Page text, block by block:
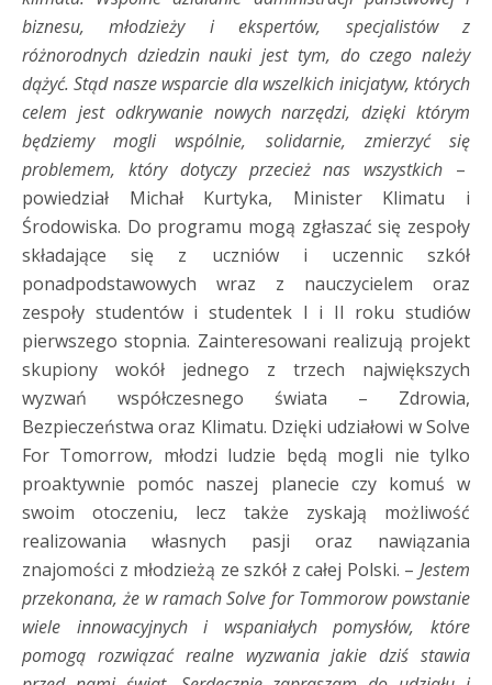
biznesu, młodzieży i ekspertów, specjalistów z
różnorodnych dziedzin nauki jest tym, do czego należy
dążyć. Stąd nasze wsparcie dla wszelkich inicjatyw, których
celem jest odkrywanie nowych narzędzi, dzięki którym
będziemy mogli wspólnie, solidarnie, zmierzyć się
problemem, który dotyczy przecież nas wszystkich –
powiedział Michał Kurtyka, Minister Klimatu i
Środowiska. Do programu mogą zgłaszać się zespoły
składające się z uczniów i uczennic szkół
ponadpodstawowych wraz z nauczycielem oraz
zespoły studentów i studentek I i II roku studiów
pierwszego stopnia. Zainteresowani realizują projekt
skupiony wokół jednego z trzech największych
wyzwań współczesnego świata – Zdrowia,
Bezpieczeństwa oraz Klimatu. Dzięki udziałowi w Solve
For Tomorrow, młodzi ludzie będą mogli nie tylko
proaktywnie pomóc naszej planecie czy komuś w
swoim otoczeniu, lecz także zyskają możliwość
realizowania własnych pasji oraz nawiązania
znajomości z młodzieżą ze szkół z całej Polski. – Jestem
przekonana, że w ramach Solve for Tommorow powstanie
wiele innowacyjnych i wspaniałych pomysłów, które
pomogą rozwiązać realne wyzwania jakie dziś stawia